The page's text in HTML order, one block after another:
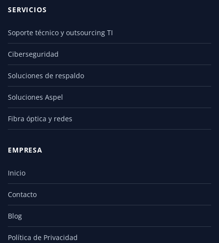
SERVICIOS
Soporte técnico y outsourcing TI
Ciberseguridad
Soluciones de respaldo
Soluciones Aspel
Fibra óptica y redes
EMPRESA
Inicio
Contacto
Blog
Política de Privacidad